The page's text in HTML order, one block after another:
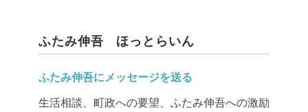
ふたみ伸吾 ほっとらいん
ふたみ伸吾にメッセージを送る
生活相談、町政への要望、ふたみ伸吾への激励